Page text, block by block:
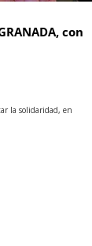
con
la solidaridad, en